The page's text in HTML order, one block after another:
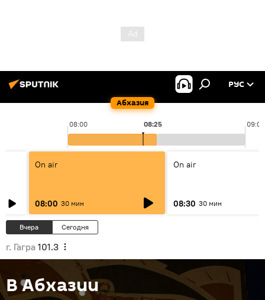
Абхазия
РУС
08:00 09:00
08:25
On air
08:00 30 мин
On air
08:30 30 мин
Вчера Сегодня
г. Гагра 101.3
В Абхазии